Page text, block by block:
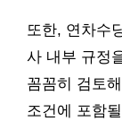
또한, 연차수
사 내부 규정
꼼꼼히 검토
조건에 포함